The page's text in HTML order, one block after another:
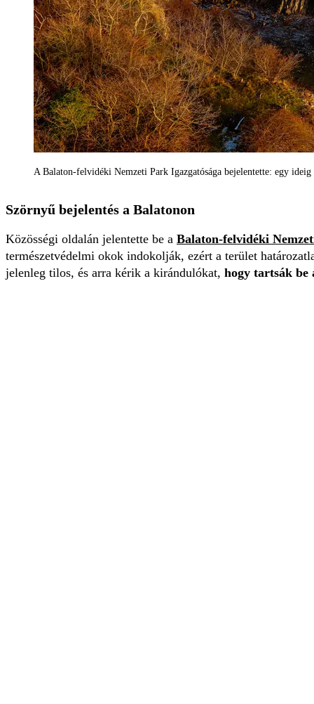
A Balaton-felvidéki Nemzeti Park Igazgatósága bejelentette: egy
Szörnyű bejelentés a Balatonon
Közösségi oldalán jelentette be a Balaton-felvidéki
természetvédelmi okok indokolják, ezért a terület
jelenleg tilos, és arra kérik a kirándulókat, hogy tartsák be